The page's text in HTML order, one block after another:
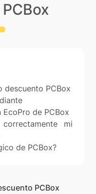
PCBox
de PCBox
mi
de PCBox?
PCBox